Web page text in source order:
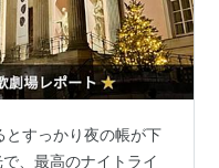
とすっかり夜の帳が下
、最高のナイトライ